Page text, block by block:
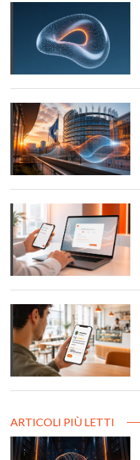
ARTICOLI PIÙ LETTI